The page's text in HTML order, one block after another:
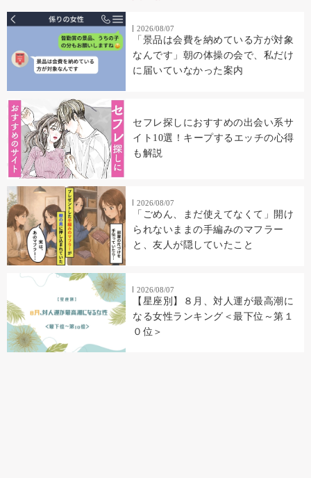
2026/08/07
「景品は会費を納めている方が対象
なんです」朝の体操の会で、私だけ
に届いていなかった案内
セフレ探しにおすすめの出会い系サ
イト10選！キープするエッチの心得
も解説
2026/08/07
「ごめん、まだ使えてなくて」開け
られないままの手編みのマフラー
と、友人が隠していたこと
2026/08/07
【星座別】８月、対人運が最高潮に
なる女性ランキング＜最下位～第１
０位＞